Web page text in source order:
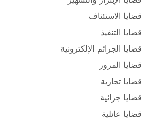
قضايا الاستئناف
قضايا التنفيذ
قضايا الجرائم الإلكترونية
قضايا المرور
قضايا تجارية
قضايا جزائية
قضايا عائلية